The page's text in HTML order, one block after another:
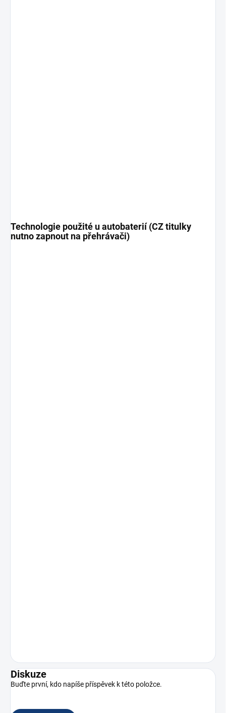
Technologie použité u autobaterií (CZ titulky
nutno zapnout na přehrávači)
Diskuze
Buďte první, kdo napíše příspěvek k této položce.